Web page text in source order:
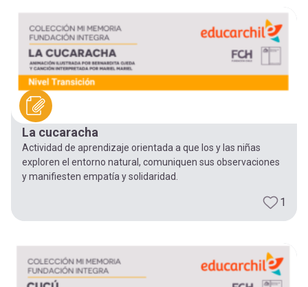
La cucaracha
Actividad de aprendizaje orientada a que los y las niñas
exploren el entorno natural, comuniquen sus observaciones
y manifiesten empatía y solidaridad.
1